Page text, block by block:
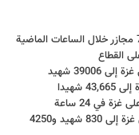
القطاع
شهيد
ارتفاع عدد ضحايا العدوان الصهيوني على غزة إلى 830 شهيد و4250